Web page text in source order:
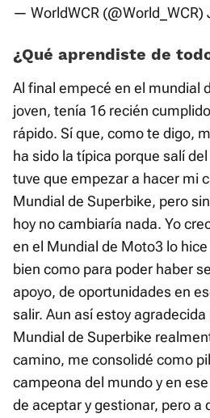
— WorldWCR (@World_WCR)
¿Qué aprendiste de
Al final empecé en el mundial
joven, tenía 16 recién
rápido. Sí que, como te digo,
ha sido la típica porque salí
tuve que empezar a hacer mi
Mundial de Superbike, pero
hoy no cambiaría nada. Yo
en el Mundial de Moto3 lo
bien como para poder haber
apoyo, de oportunidades en
salir. Aun así estoy
Mundial de Superbike
camino, me consolidé como
campeona del mundo y en
de aceptar y gestionar, pero a